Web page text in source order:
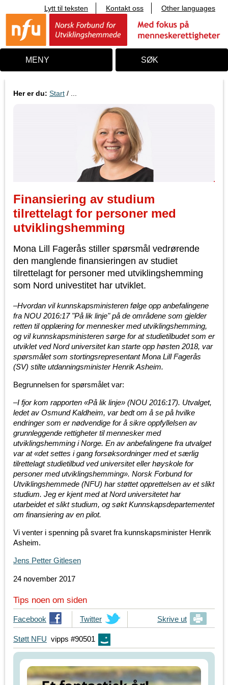
i
n
o
Lytt til teksten Kontakt oss Other languages
MENY SØK
Her er du: Start / ...
Finansiering av studium
tilrettelagt for personer med
utviklingshemming
Mona Lill Fagerås stiller spørsmål vedrørende
den manglende finansieringen av studiet
tilrettelagt for personer med utviklingshemming
som Nord univestitet har utviklet.
–Hvordan vil kunnskapsministeren følge opp anbefalingene
fra NOU 2016:17 "På lik linje" på de områdene som gjelder
retten til opplæring for mennesker med utviklingshemming,
og vil kunnskapsministeren sørge for at studietilbudet som er
utviklet ved Nord universitet kan starte opp høsten 2018, var
spørsmålet som stortingsrepresentant Mona Lill Fagerås
(SV) stilte utdanningsministerHenrik Asheim.
Begrunnelsen for spørsmålet var:
–I fjor kom rapporten «På lik linje» (NOU 2016:17). Utvalget,
ledet av Osmund Kaldheim, var bedt om å se på hvilke
endringer som er nødvendige for å sikre oppfyllelsen av
grunnleggende rettigheter til mennesker med
utviklingshemming i Norge. En av anbefalingene fra utvalget
var at «det settes i gang forsøksordninger med et særlig
tilrettelagt studietilbud ved universitet eller høyskole for
personer med utviklingshemming». Norsk Forbund for
Utviklingshemmede (NFU) har støttet opprettelsen av et slikt
studium. Jeg er kjent med at Nord universitetet har
utarbeidet et slikt studium, og søkt Kunnskapsdepartementet
om finansiering av en pilot.
Vi venter i spenning på svaret fra kunnskapsminister Henrik
Asheim.
Jens Petter Gitlesen
24 november 2017
Tips noen om siden
T
i
p
s
Facebook
T
i
p
s
i
Twitter Skrive ut
Støtt NFU vipps #90501